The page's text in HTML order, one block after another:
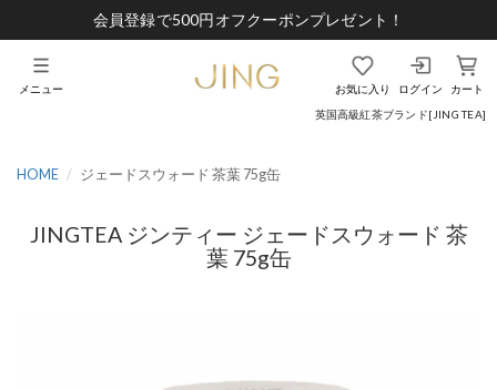
会員登録で500円オフクーポンプレゼント！
英国高級紅茶ブランド[JING TEA]
お気に入り ログイン カート
メニュー
HOME ジェードスウォード 茶葉 75g缶
JINGTEA ジンティー ジェードスウォード 茶
葉 75g缶